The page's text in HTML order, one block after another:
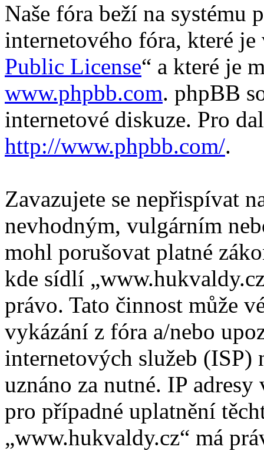
Naše fóra beží na systému
internetového fóra, které
Public License“ a které je
www.phpbb.com. phpBB
internetové diskuze. Pro
http://www.phpbb.com/.
Zavazujete se nepřispívat
nevhodným, vulgárním
mohl porušovat platné
kde sídlí
právo. Tato činnost může
vykázání z fóra a/nebo
internetových služeb (ISP)
uznáno za nutné. IP
pro případné uplatnění
„www.hukvaldy.cz“ má